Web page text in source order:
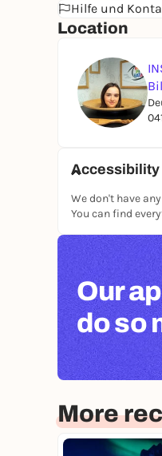
Hilfe und
Location
We don't have
You can find
Our
do so
More